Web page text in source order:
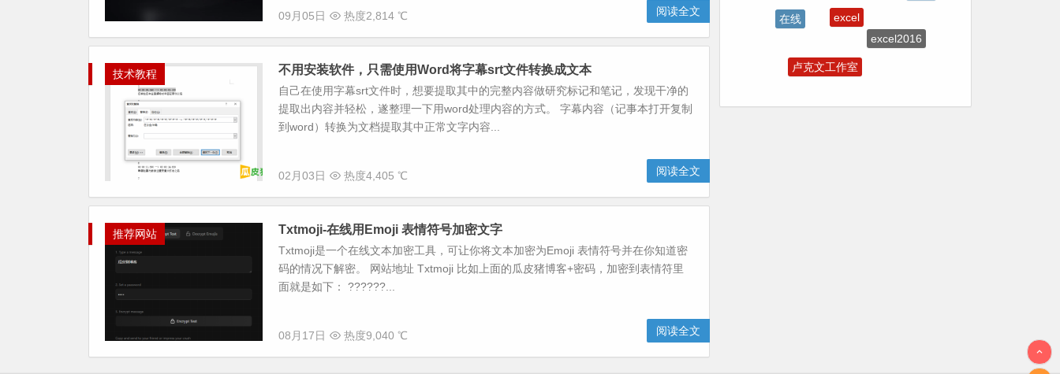
09月05日 热度2,814 ℃ 阅读全文
技术教程 不用安装软件，只需使用Word将字幕srt文件转换成文本
自己在使用字幕srt文件时，想要提取其中的完整内容做研究标记和笔记，发现干净的
提取出内容并轻松，遂整理一下用word处理内容的方式。 字幕内容（记事本打开复制
到word）转换为文档提取其中正常文字内容...
02月03日 热度4,405 ℃ 阅读全文
推荐网站 Txtmoji-在线用Emoji 表情符号加密文字
Txtmoji是一个在线文本加密工具，可让你将文本加密为Emoji 表情符号并在你知道密
码的情况下解密。 网站地址 Txtmoji 比如上面的瓜皮猪博客+密码，加密到表情符里
面就是如下： ??????...
08月17日 热度9,040 ℃ 阅读全文
在线
excel2016
卢克文工作室